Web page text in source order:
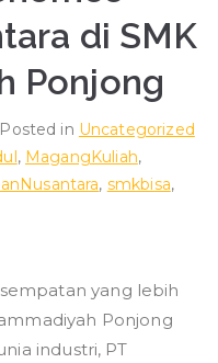
di SMK
Ponjong
Posted in Uncategorized
, MagangKuliah,
, smkbisa,
yang lebih
Ponjong
industri, PT